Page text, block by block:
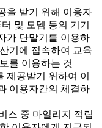
을 받기 위해 이용자
및 모뎀 등의 기기
가 단말기를 이용하
기에 접속하여 교육
를 이용하는 것
공받기 위하여 이
이용자간의 체결하
스 중 마일리지 적립